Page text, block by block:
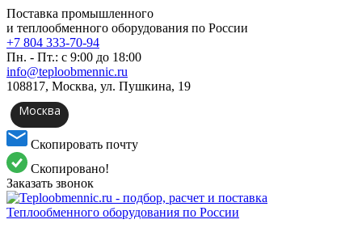
Поставка промышленного
и теплообменного оборудования по России
+7 804 333-70-94
Пн. - Пт.: с 9:00 до 18:00
info@teploobmennic.ru
108817, Москва, ул. Пушкина, 19
Москва
Скопировать почту
Скопировано!
Заказать звонок